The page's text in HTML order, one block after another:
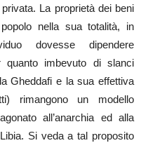
La proprietà dei beni
nella sua totalità, in
dovesse dipendere
quanto imbevuto di slanci
Gheddafi e la sua effettiva
rimangono un modello
all’anarchia ed alla
Si veda a tal proposito